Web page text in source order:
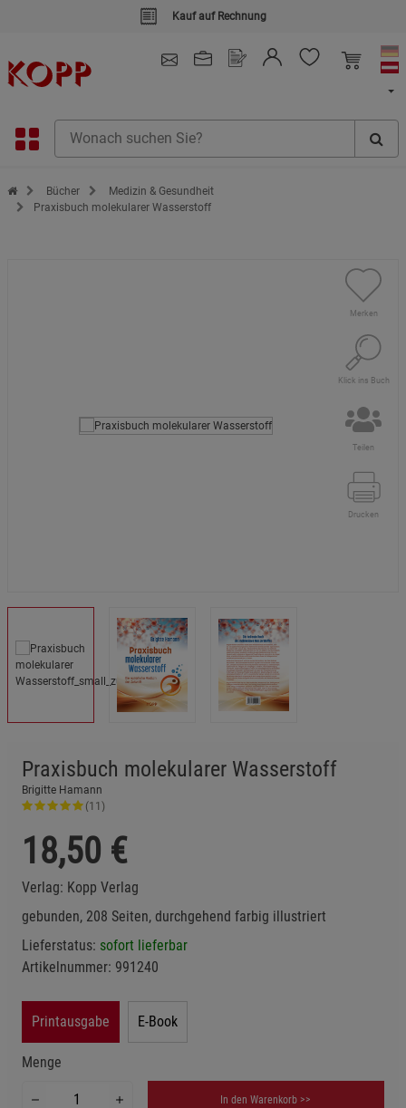
Kauf auf Rechnung
Zur Startseite des Kopp Verlag Online-Shop
Bücher
Medizin & Gesundheit
Praxisbuch molekularer Wasserstoff
Merken
Klick ins Buch
Teilen
Drucken
Praxisbuch molekularer Wasserstoff
Brigitte Hamann
(11)
18,50 €
Verlag: Kopp Verlag
gebunden, 208 Seiten, durchgehend farbig illustriert
Lieferstatus: sofort lieferbar
Artikelnummer: 991240
Printausgabe E-Book
Menge
In den Warenkorb >>